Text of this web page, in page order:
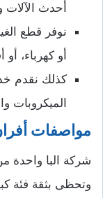
أحدث الآلات
نوفر قطع
أو كهرباء،
كذلك نقدم
الميكروبات
مواصفات أفران
شركة البا واحدة
وتحظى بثقة فئة